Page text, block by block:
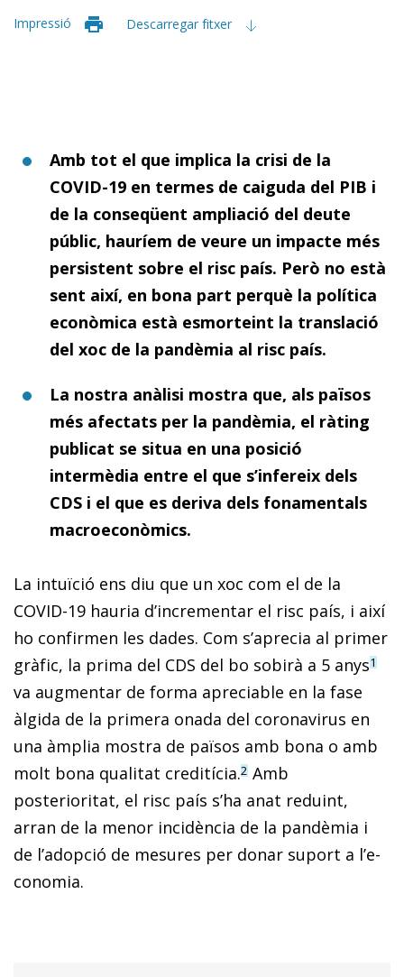
Impressió Descarregar fitxer
Amb tot el que implica la crisi de la
COVID-19 en termes de caiguda del PIB i
de la conseqüent ampliació del deute
públic, hauríem de veure un impacte més
persistent sobre el risc país. Però no està
sent així, en bona part perquè la política
econòmica està esmorteint la translació
del xoc de la pandèmia al risc país.
La nostra anàlisi mostra que, als països
més afectats per la pandèmia, el ràting
publicat se situa en una posició
intermèdia entre el que s’infereix dels
CDS i el que es deriva dels fonamentals
macroeconòmics.
La intuïció ens diu que un xoc com el de la
COVID-19 hauria d’incrementar el risc país, i així
ho confirmen les dades. Com s’aprecia al primer
gràfic, la prima del CDS del bo sobirà a 5 anys1
va augmentar de forma apreciable en la fase
àlgida de la primera onada del coronavirus en
una àmplia mostra de països amb bona o amb
molt bona qua­­litat creditícia.2 Amb
posterioritat, el risc país s’ha anat reduint,
arran de la menor incidència de la pandèmia i
de l’adopció de mesures per donar suport a l’e­­
co­­nomia.